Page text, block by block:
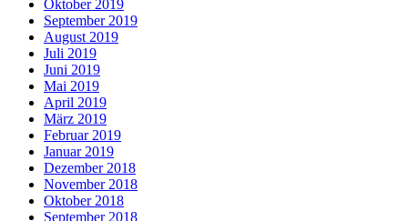
Oktober 2019
September 2019
August 2019
Juli 2019
Juni 2019
Mai 2019
April 2019
März 2019
Februar 2019
Januar 2019
Dezember 2018
November 2018
Oktober 2018
September 2018